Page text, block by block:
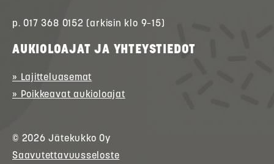
p. 017 368 0152 (arkisin klo 9–15)
AUKIOLOAJAT JA YHTEYSTIEDOT
» Lajitteluasemat
» Poikkeavat aukioloajat
© 2026Jätekukko Oy
Saavutettavuusseloste